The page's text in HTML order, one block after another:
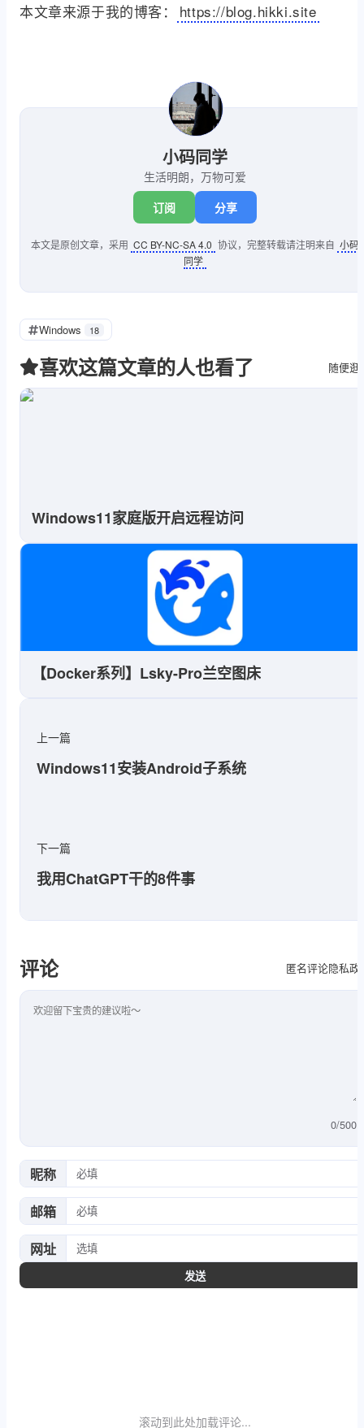
本文章来源于我的博客： https://blog.hikki.site
小码同学
生活明朗，万物可爱
订阅 分享
本文是原创文章，采用 CC BY-NC-SA 4.0 协议，完整转载请注明来自 小码
同学
Windows 18
喜欢这篇文章的人也看了 随便逛
Windows11家庭版开启远程访问
【Docker系列】Lsky-Pro兰空图床
上一篇
Windows11安装Android子系统
下一篇
我用ChatGPT干的8件事
评论 匿名评论隐私政
评论内容
0/500
昵称
邮箱
网址
发送
滚动到此处加载评论...